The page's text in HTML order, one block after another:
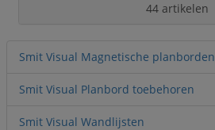
44 artikelen
Smit Visual Magnetische planborden
Smit Visual Planbord toebehoren
Smit Visual Wandlijsten